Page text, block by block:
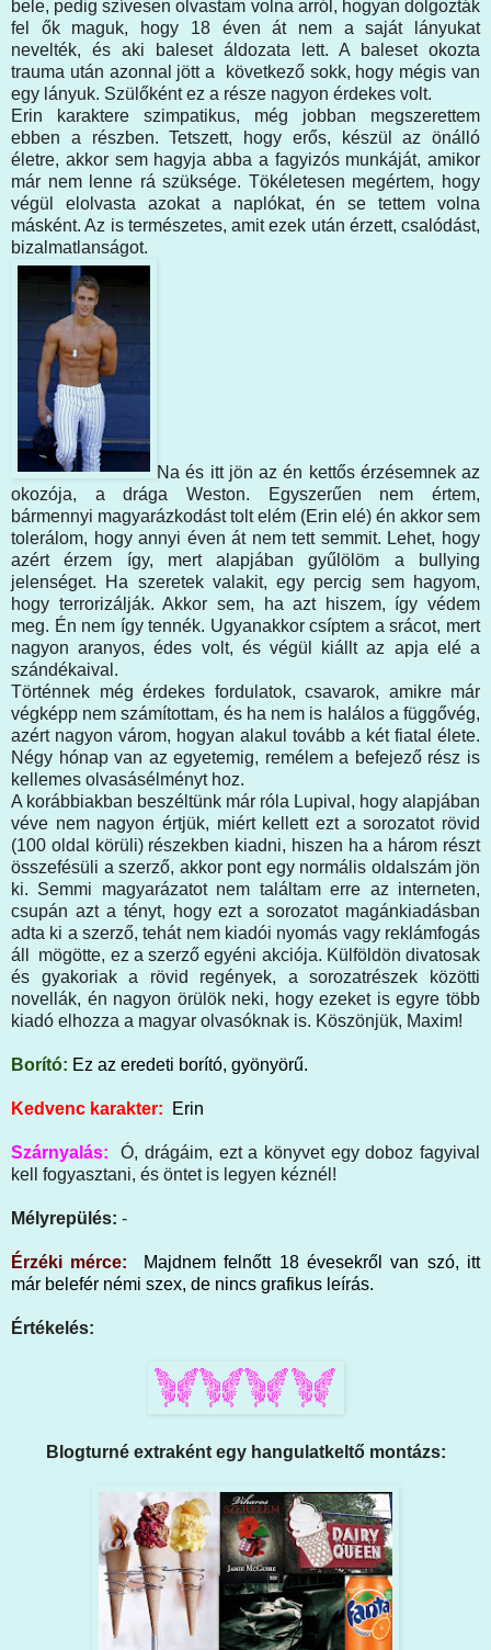
bele, pedig szívesen olvastam volna arról, hogyan dolgozták
fel ők maguk, hogy 18 éven át nem a saját lányukat
nevelték, és aki baleset áldozata lett. A baleset okozta
trauma után azonnal jött a következő sokk, hogy mégis van
egy lányuk. Szülőként ez a része nagyon érdekes volt.
Erin karaktere szimpatikus, még jobban megszerettem
ebben a részben. Tetszett, hogy erős, készül az önálló
életre, akkor sem hagyja abba a fagyizós munkáját, amikor
már nem lenne rá szüksége. Tökéletesen megértem, hogy
végül elolvasta azokat a naplókat, én se tettem volna
másként. Az is természetes, amit ezek után érzett, csalódást,
bizalmatlanságot.
Na és itt jön az én kettős érzésemnek az
okozója, a drága Weston. Egyszerűen nem értem,
bármennyi magyarázkodást tolt elém (Erin elé) én akkor sem
tolerálom, hogy annyi éven át nem tett semmit. Lehet, hogy
azért érzem így, mert alapjában gyűlölöm a bullying
jelenséget. Ha szeretek valakit, egy percig sem hagyom,
hogy terrorizálják. Akkor sem, ha azt hiszem, így védem
meg. Én nem így tennék. Ugyanakkor csíptem a srácot, mert
nagyon aranyos, édes volt, és végül kiállt az apja elé a
szándékaival.
Történnek még érdekes fordulatok, csavarok, amikre már
végképp nem számítottam, és ha nem is halálos a függővég,
azért nagyon várom, hogyan alakul tovább a két fiatal élete.
Négy hónap van az egyetemig, remélem a befejező rész is
kellemes olvasásélményt hoz.
A korábbiakban beszéltünk már róla Lupival, hogy alapjában
véve nem nagyon értjük, miért kellett ezt a sorozatot rövid
(100 oldal körüli) részekben kiadni, hiszen ha a három részt
összefésüli a szerző, akkor pont egy normális oldalszám jön
ki. Semmi magyarázatot nem találtam erre az interneten,
csupán azt a tényt, hogy ezt a sorozatot magánkiadásban
adta ki a szerző, tehát nem kiadói nyomás vagy reklámfogás
áll mögötte, ez a szerző egyéni akciója. Külföldön divatosak
és gyakoriak a rövid regények, a sorozatrészek közötti
novellák, én nagyon örülök neki, hogy ezeket is egyre több
kiadó elhozza a magyar olvasóknak is. Köszönjük, Maxim!
Borító: Ez az eredeti borító, gyönyörű.
Kedvenc karakter: Erin
Szárnyalás:
Ó, drágáim, ezt a könyvet egy doboz fagyival
kell fogyasztani, és öntet is legyen kéznél!
Mélyrepülés: -
Érzéki mérce: Majdnem felnőtt 18 évesekről van szó, itt
már belefér némi szex, de nincs grafikus leírás.
Értékelés:
Blogturné extraként egy hangulatkeltő montázs: